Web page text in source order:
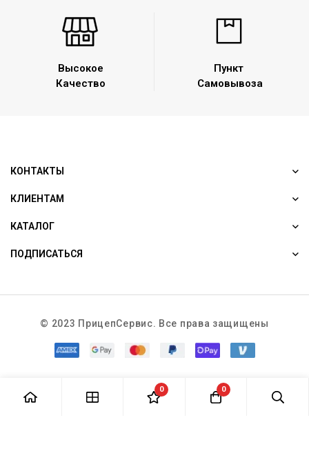
Высокое
Качество
Пункт
Самовывоза
КОНТАКТЫ
КЛИЕНТАМ
КАТАЛОГ
ПОДПИСАТЬСЯ
© 2023 ПрицепСервис. Все права защищены
0 0